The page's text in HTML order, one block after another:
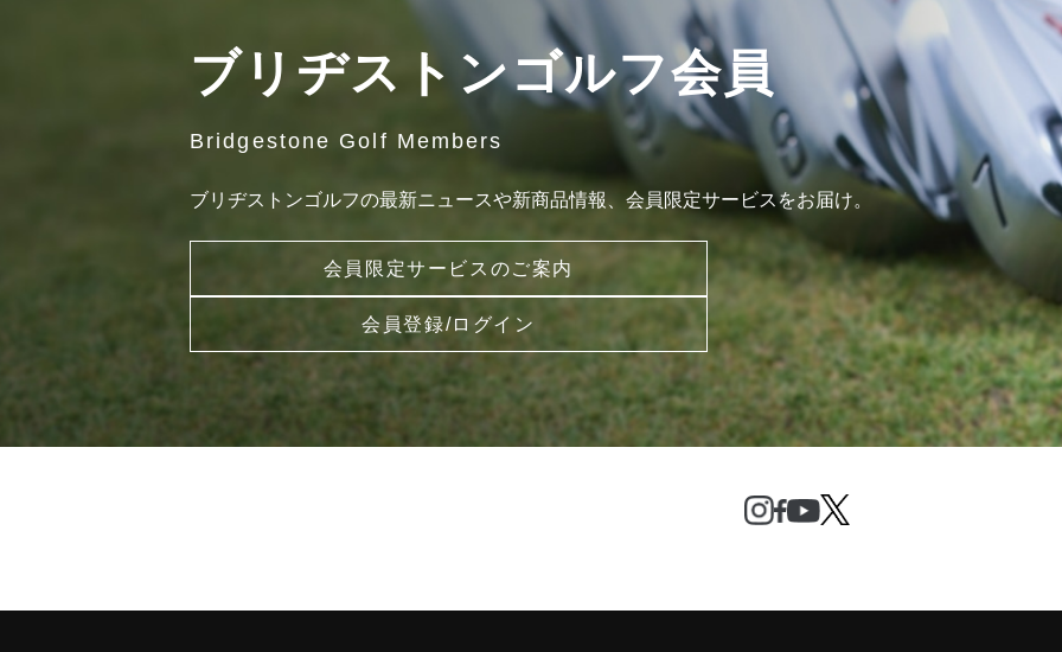
ブリヂストンゴルフ会員
Bridgestone Golf Members
ブリヂストンゴルフの最新ニュースや新商品情報、会員限定サービスをお届け。
会員限定サービスのご案内
会員登録/ログイン